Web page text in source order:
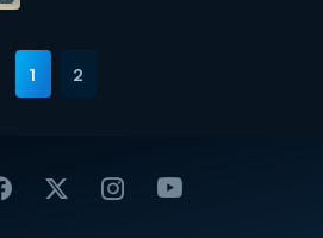
1 2